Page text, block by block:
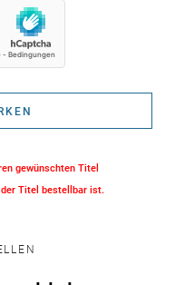
gewünschten Titel
Titel bestellbar ist.